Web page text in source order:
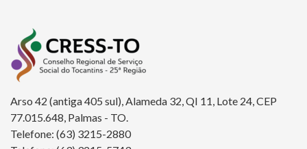
Arso 42 (antiga 405 sul), Alameda 32, QI 11, Lote 24, CEP
77.015.648, Palmas - TO.
Telefone: (63) 3215-2880